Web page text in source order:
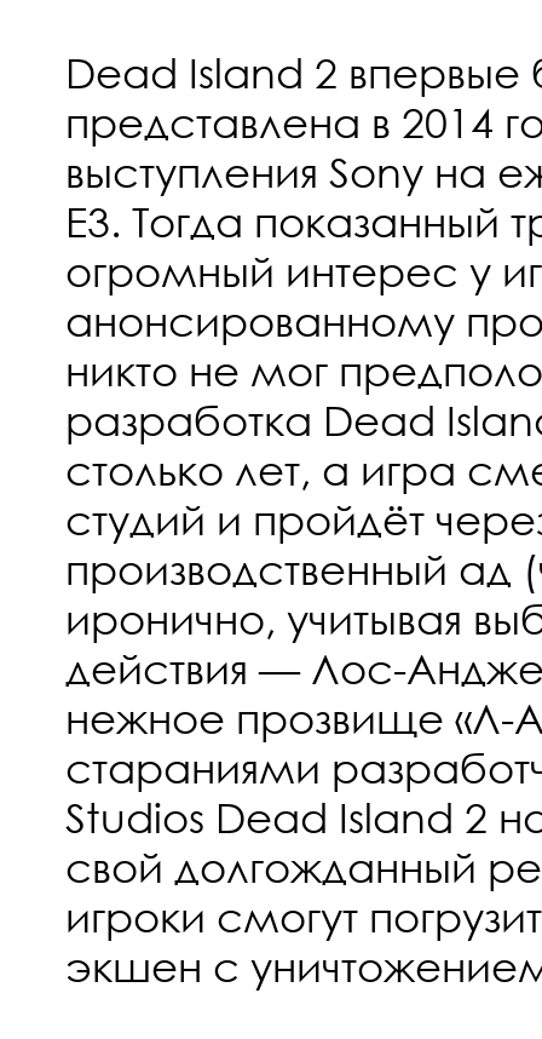
Dead Island 2 впервые
представлена в 2014
выступления Sony на
E3. Тогда показанный
огромный интерес у
анонсированному
никто не мог
разработка Dead
столько лет, а игра
студий и пройдёт
производственный ад
иронично, учитывая
действия — Лос-
нежное прозвище «Л-
стараниями
Studios Dead Island 2
свой долгожданный
игроки смогут
экшен с